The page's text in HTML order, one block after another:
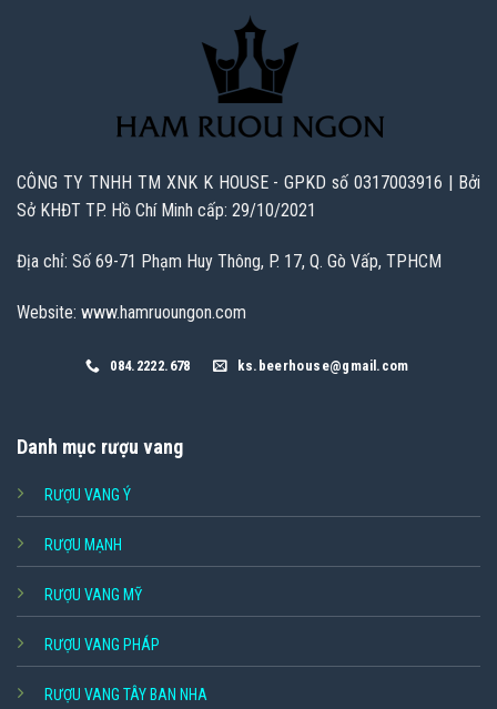
CÔNG TY TNHH TM XNK K HOUSE - GPKD số 0317003916 | Bởi
Sở KHĐT TP. Hồ Chí Minh cấp: 29/10/2021
Địa chỉ: Số 69-71 Phạm Huy Thông, P. 17, Q. Gò Vấp, TPHCM
Website: www.hamruoungon.com
084.2222.678 ks.beerhouse@gmail.com
Danh mục rượu vang
RƯỢU VANG Ý
RƯỢU MẠNH
RƯỢU VANG MỸ
RƯỢU VANG PHÁP
RƯỢU VANG TÂY BAN NHA